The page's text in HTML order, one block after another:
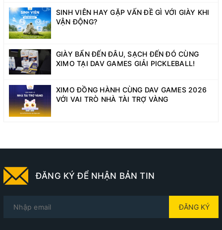
SINH VIÊN HAY GẶP VẤN ĐỀ GÌ VỚI GIÀY KHI
VẬN ĐỘNG?
GIÀY BẨN ĐẾN ĐÂU, SẠCH ĐẾN ĐÓ CÙNG
XIMO TẠI DAV GAMES GIẢI PICKLEBALL!
XIMO ĐỒNG HÀNH CÙNG DAV GAMES 2026
VỚI VAI TRÒ NHÀ TÀI TRỢ VÀNG
ĐĂNG KÝ ĐỂ NHẬN BẢN TIN
ĐĂNG KÝ